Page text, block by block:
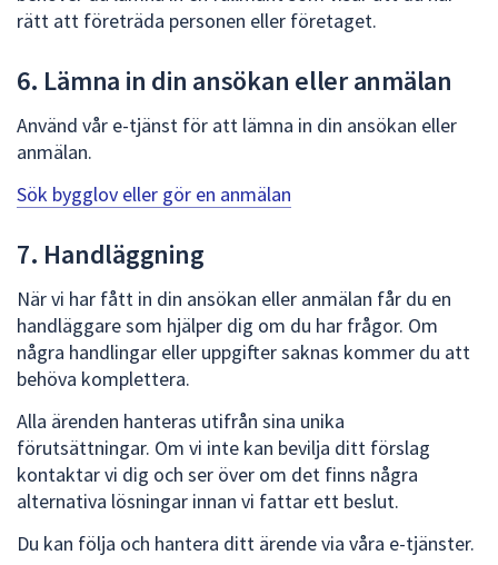
rätt att företräda personen eller företaget.
6. Lämna in din ansökan eller anmälan
Använd vår e-tjänst för att lämna in din ansökan eller
anmälan.
Sök bygglov eller gör en anmälan
7. Handläggning
När vi har fått in din ansökan eller anmälan får du en
handläggare som hjälper dig om du har frågor. Om
några handlingar eller uppgifter saknas kommer du att
behöva komplettera.
Alla ärenden hanteras utifrån sina unika
förutsättningar. Om vi inte kan bevilja ditt förslag
kontaktar vi dig och ser över om det finns några
alternativa lösningar innan vi fattar ett beslut.
Du kan följa och hantera ditt ärende via våra e-tjänster.